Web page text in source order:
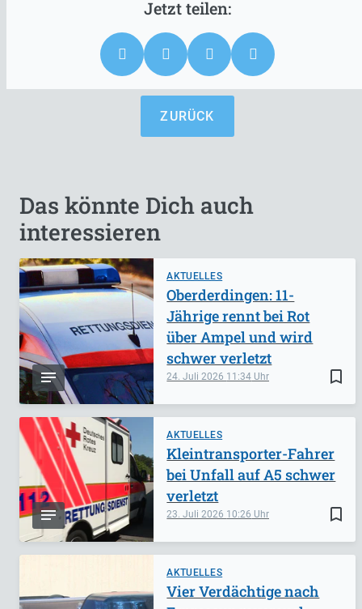
ZURÜCK
Das könnte Dich auch
interessieren
AKTUELLES
bookmark_border
24. Juli 2026 11:34
Oberderdingen: 11-
Jährige rennt bei Rot
über Ampel und wird
schwer verletzt
AKTUELLES
bookmark_border
23. Juli 2026 10:26
Kleintransporter-Fahrer
bei Unfall auf A5 schwer
verletzt
AKTUELLES
Vier Verdächtige nach